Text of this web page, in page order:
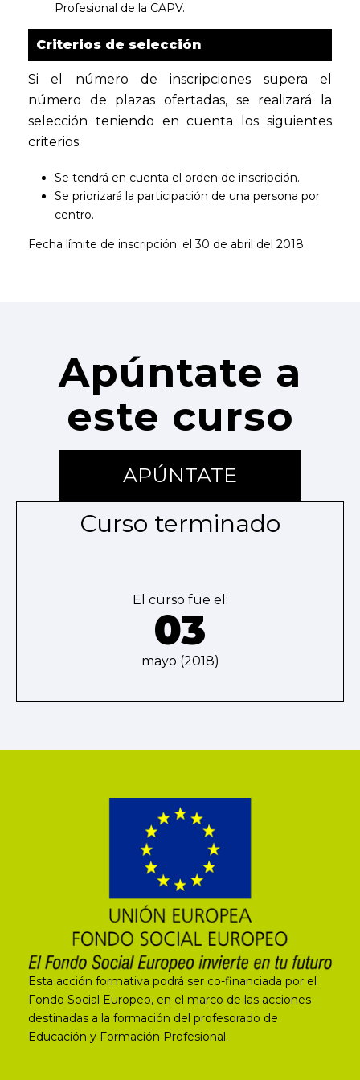
Profesional de la CAPV.
Criterios de selección
Si el número de inscripciones supera el
número de plazas ofertadas, se realizará la
selección teniendo en cuenta los siguientes
criterios:
Se tendrá en cuenta el orden de inscripción.
Se priorizará la participación de una persona por
centro.
Fecha límite de inscripción: el 30 de abril del 2018
Apúntate a
este curso
APÚNTATE
Curso terminado
El curso fue el:
03
mayo (2018)
Esta acción formativa podrá ser co-financiada por el
Fondo Social Europeo, en el marco de las acciones
destinadas a la formación del profesorado de
Educación y Formación Profesional.